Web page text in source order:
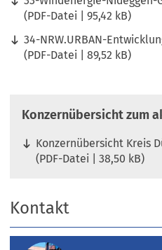
PDF-Datei
95,42 kB
34-NRW.URBAN-
PDF-Datei 89,52 kB
Konzernübersicht zum
Konzernübersicht Kreis
PDF-Datei 38,50 kB
Kontakt